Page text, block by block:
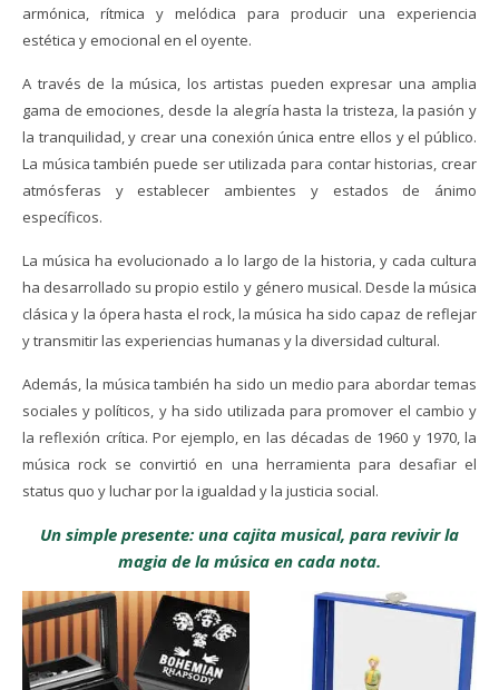
armónica, rítmica y melódica para producir una experiencia
estética y emocional en el oyente.
A través de la música, los artistas pueden expresar una amplia
gama de emociones, desde la alegría hasta la tristeza, la pasión y
la tranquilidad, y crear una conexión única entre ellos y el público.
La música también puede ser utilizada para contar historias, crear
atmósferas y establecer ambientes y estados de ánimo
específicos.
La música ha evolucionado a lo largo de la historia, y cada cultura
ha desarrollado su propio estilo y género musical. Desde la música
clásica y la ópera hasta el rock, la música ha sido capaz de reflejar
y transmitir las experiencias humanas y la diversidad cultural.
Además, la música también ha sido un medio para abordar temas
sociales y políticos, y ha sido utilizada para promover el cambio y
la reflexión crítica. Por ejemplo, en las décadas de 1960 y 1970, la
música rock se convirtió en una herramienta para desafiar el
status quo y luchar por la igualdad y la justicia social.
Un simple presente: una cajita musical, para revivir la
magia de la música en cada nota.